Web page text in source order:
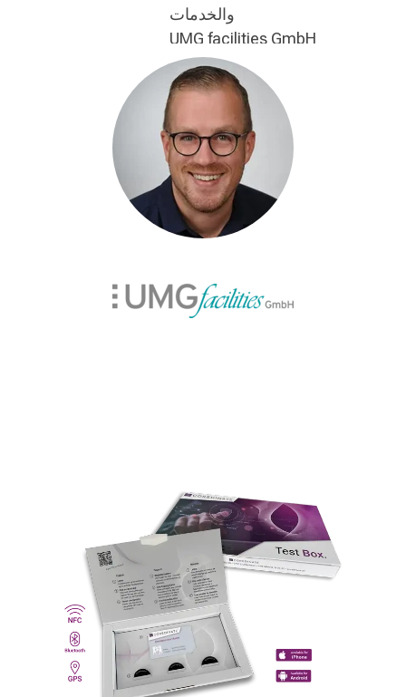
والخدمات
UMG facilities GmbH
umg-facilities.de